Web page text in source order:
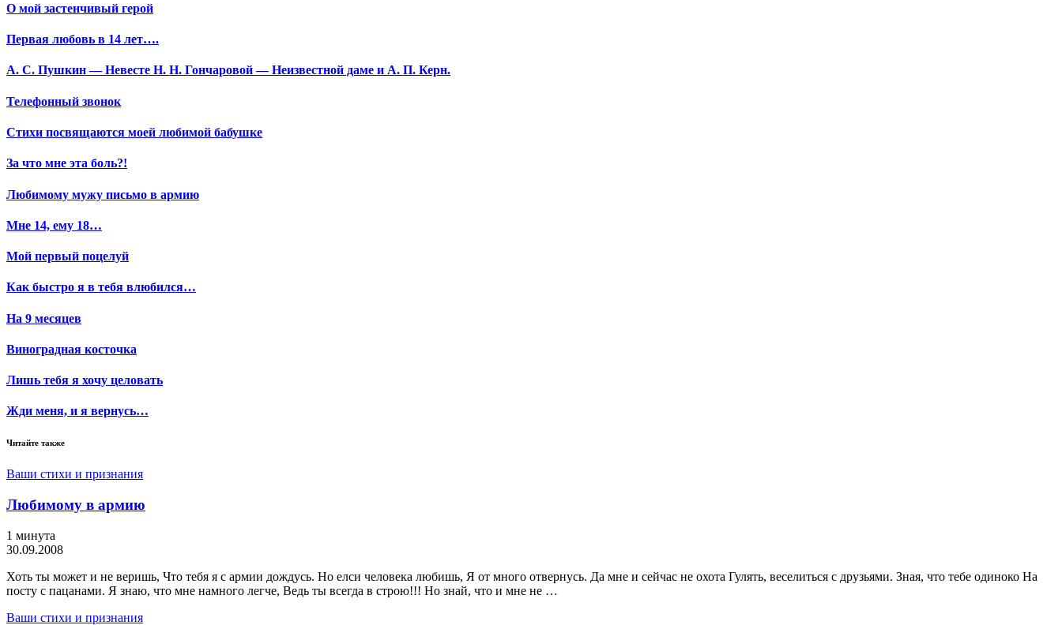
О мой застенчивый герой
Первая любовь в 14 лет….
А. С. Пушкин — Невесте Н. Н. Гончаровой — Неизвестной даме и А. П. Керн.
Телефонный звонок
Стихи посвящаются моей любимой бабушке
За что мне эта боль?!
Любимому мужу письмо в армию
Мне 14, ему 18…
Мой первый поцелуй
Как быстро я в тебя влюбился…
На 9 месяцев
Виноградная косточка
Лишь тебя я хочу целовать
Жди меня, и я вернусь…
Читайте также
Ваши стихи и признания
Любимому в армию
1 минута
30.09.2008
Хоть ты может и не веришь, Что тебя я с армии дождусь. Но елси человека любишь, Я от много отвернусь. Да мне и сейчас не охота Гулять, веселиться с друзьями. Зная, что тебе одиноко На
посту с пацанами. Я знаю, что мне намного легче, Ведь ты всегда в строю!!! Но знай, что и мне не …
Ваши стихи и признания